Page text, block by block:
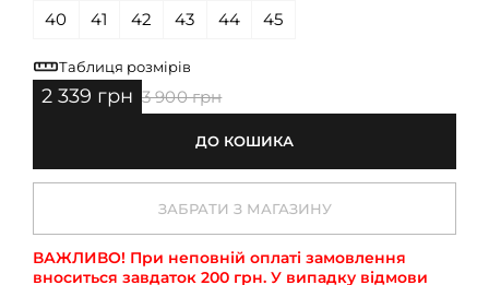
40 41 42 43 44 45
Таблиця розмірів
2 339 грн 3 900 грн
ДО КОШИКА
ЗАБРАТИ З МАГАЗИНУ
ВАЖЛИВО! При неповній оплаті замовлення
вноситься завдаток 200 грн. У випадку відмови